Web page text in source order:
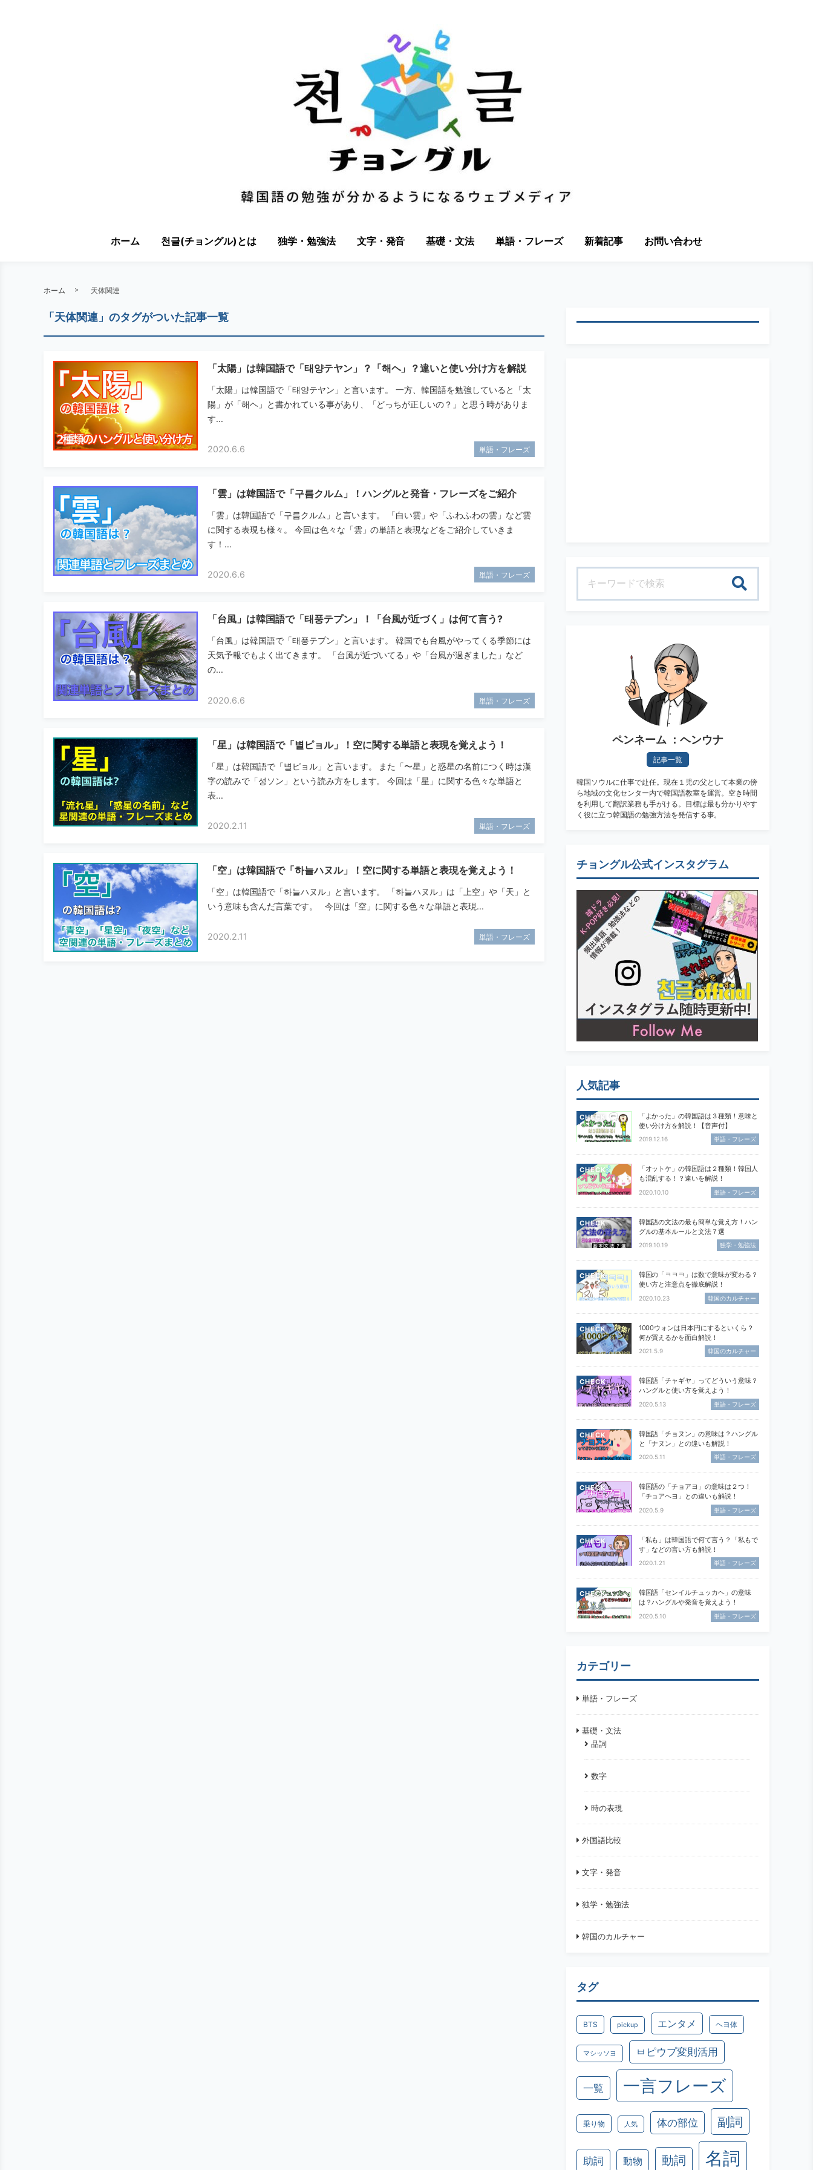
ホーム 천글(チョングル)とは 独学・勉強法 文字・発音 基礎・文法 単語・フレーズ 新着記事 お問い合わせ
ホーム 天体関連
「天体関連」のタグがついた記事一覧
「太陽」は韓国語で「태양テヤン」？「해ヘ」？違いと使い分け方を解説
「太陽」は韓国語で「태양テヤン」と言います。 一方、韓国語を勉強していると「太
陽」が「해ヘ」と書かれている事があり、「どっちが正しいの？」と思う時がありま
す...
2020.6.6 単語・フレーズ
「雲」は韓国語で「구름クルム」！ハングルと発音・フレーズをご紹介
「雲」は韓国語で「구름クルム」と言います。 「白い雲」や「ふわふわの雲」など雲
に関する表現も様々。 今回は色々な「雲」の単語と表現などをご紹介していきま
す！...
2020.6.6 単語・フレーズ
「台風」は韓国語で「태풍テプン」！「台風が近づく」は何て言う?
「台風」は韓国語で「태풍テプン」と言います。 韓国でも台風がやってくる季節には
天気予報でもよく出てきます。 「台風が近づいてる」や「台風が過ぎました」など
の...
2020.6.6 単語・フレーズ
「星」は韓国語で「별ピョル」！空に関する単語と表現を覚えよう！
「星」は韓国語で「별ピョル」と言います。 また「〜星」と惑星の名前につく時は漢
字の読みで「성ソン」という読み方をします。 今回は「星」に関する色々な単語と
表...
2020.2.11 単語・フレーズ
「空」は韓国語で「하늘ハヌル」！空に関する単語と表現を覚えよう！
「空」は韓国語で「하늘ハヌル」と言います。 「하늘ハヌル」は「上空」や「天」と
いう意味も含んだ言葉です。 今回は「空」に関する色々な単語と表現...
2020.2.11 単語・フレーズ
ペンネーム ：ヘンウナ
記事一覧
韓国ソウルに仕事で赴任。現在１児の父として本業の傍
ら地域の文化センター内で韓国語教室を運営。空き時間
を利用して翻訳業務も手がける。目標は最も分かりやす
く役に立つ韓国語の勉強方法を発信する事。
チョングル公式インスタグラム
人気記事
CHECK
「よかった」の韓国語は３種類！意味と
使い分け方を解説！【音声付】
2019.12.16 単語・フレーズ
CHECK
「オットケ」の韓国語は２種類！韓国人
も混乱する！？違いを解説！
2020.10.10 単語・フレーズ
CHECK
韓国語の文法の最も簡単な覚え方！ハン
グルの基本ルールと文法７選
2019.10.19 独学・勉強法
CHECK
韓国の「ㅋㅋㅋ」は数で意味が変わる？
使い方と注意点を徹底解説！
2020.10.23 韓国のカルチャー
CHECK
1000ウォンは日本円にするといくら？
何が買えるかを面白解説！
2021.5.9 韓国のカルチャー
CHECK
韓国語「チャギヤ」ってどういう意味？
ハングルと使い方を覚えよう！
2020.5.13 単語・フレーズ
CHECK
韓国語「チョヌン」の意味は？ハングル
と「ナヌン」との違いも解説！
2020.5.11 単語・フレーズ
CHECK
韓国語の「チョアヨ」の意味は２つ！
「チョアヘヨ」との違いも解説！
2020.5.9 単語・フレーズ
CHECK
「私も」は韓国語で何て言う？「私もで
す」などの言い方も解説！
2020.1.21 単語・フレーズ
CHECK
韓国語「センイルチュッカヘ」の意味
は？ハングルや発音を覚えよう！
2020.5.10 単語・フレーズ
カテゴリー
単語・フレーズ
基礎・文法
品詞
数字
時の表現
外国語比較
文字・発音
独学・勉強法
韓国のカルチャー
タグ
BTS pickup エンタメ ヘヨ体
マシッソヨ ㅂピウプ変則活用
一覧 一言フレーズ
乗り物 人気 体の部位 副詞
助詞 動物 動詞 名詞